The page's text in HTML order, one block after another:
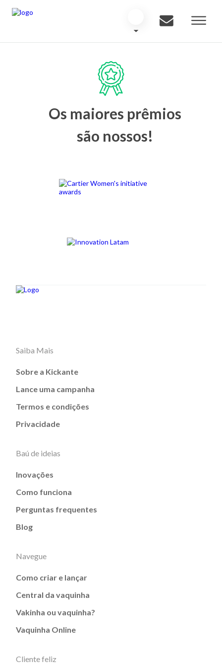
Os maiores prêmios
são nossos!
Saiba Mais
Sobre a Kickante
Lance uma campanha
Termos e condições
Privacidade
Baú de ideias
Inovações
Como funciona
Perguntas frequentes
Blog
Navegue
Como criar e lançar
Central da vaquinha
Vakinha ou vaquinha?
Vaquinha Online
Cliente feliz